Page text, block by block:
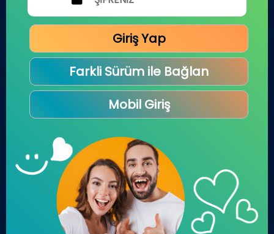
Giriş Yap
Farkli Sürüm ile Bağlan
Mobil Giriş